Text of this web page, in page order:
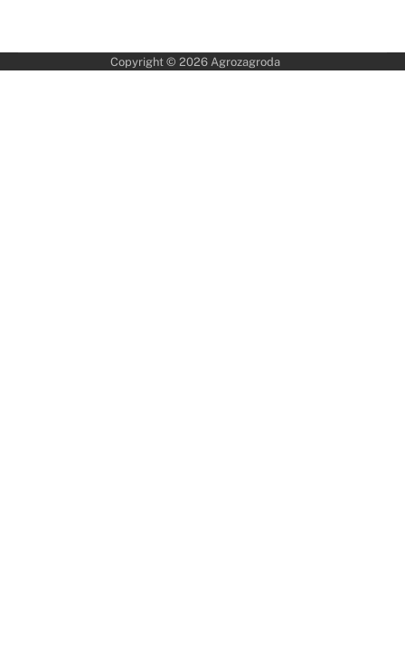
Copyright © 2026 Agrozagroda